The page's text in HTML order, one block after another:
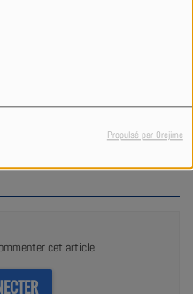
Propulsé par Orejime
cet article